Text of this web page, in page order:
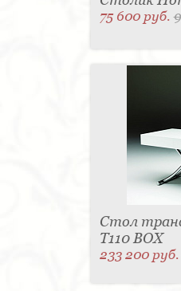
75 600 руб.
Стол
T110 BOX
233 200